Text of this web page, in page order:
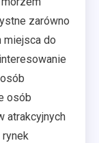
zarówno
miejsca do
osób
atrakcyjnych
rynek